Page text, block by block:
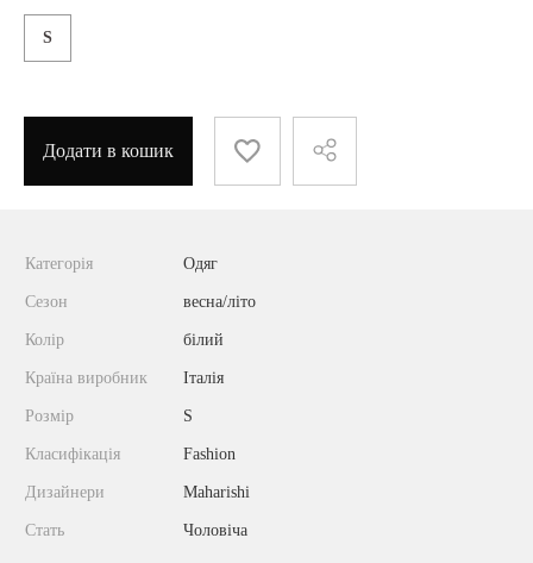
S
Додати в кошик
Категорія Одяг
Сезон весна/літо
Колір білий
Країна виробник Італія
Розмір S
Класифікація Fashion
Дизайнери Maharishi
Стать Чоловіча